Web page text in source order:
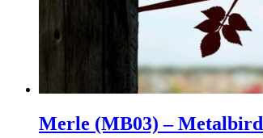
Merle (MB03) – Metalbird